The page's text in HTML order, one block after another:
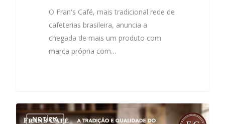
O Fran's Café, mais tradicional rede de
cafeterias brasileira, anuncia a
chegada de mais um produto com
marca própria com…
NOTÍCIA